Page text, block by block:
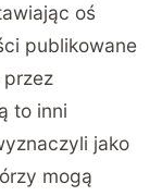
oś
publikowane
przez
to inni
jako
mogą